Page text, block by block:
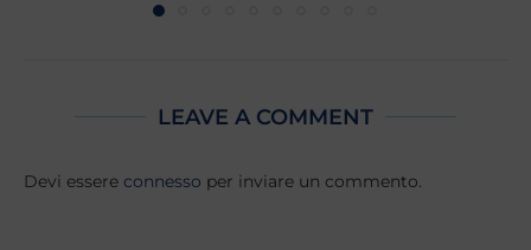
LEAVE A COMMENT
Devi essere connesso per inviare un commento.